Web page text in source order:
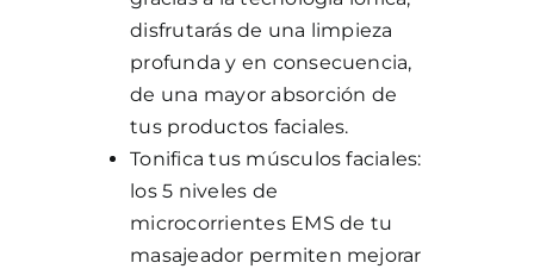
disfrutarás de una limpieza
profunda y en consecuencia,
de una mayor absorción de
tus productos faciales.
Tonifica tus músculos faciales:
los 5 niveles de
microcorrientes EMS de tu
masajeador permiten mejorar